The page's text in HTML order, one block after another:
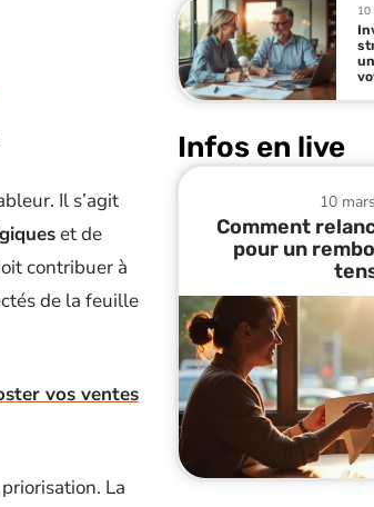
Il s’agit
et de
contribuer à
de la feuille
vos ventes
La
10
Infos en live
10
Comment
pour un